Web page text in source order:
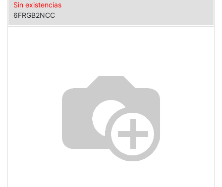
Sin existencias
6FRGB2NCC